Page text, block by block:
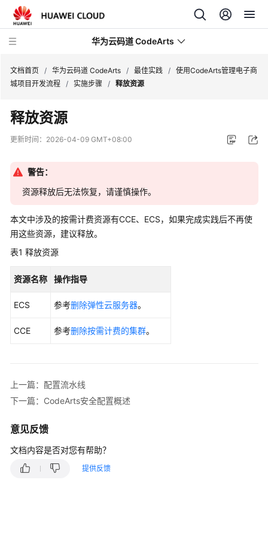
华为云码道 CodeArts
产
品
介
计
费
明
速
门
用
指
佳
实
实
践
案
文档首页 / 华为云码道 CodeArts / 最佳实践 / 使用CodeArts管理电子商
城项目开发流程 / 实施步骤 / 释放资源
释放资源
更新时间： 2026-04-09 GMT+08:00
警告：
资源释放后无法恢复，请谨慎操作。
本文中涉及的按需计费资源有CCE、ECS，如果完成实践后不再使
用这些资源，建议释放。
表1 释放资源
资源名称 操作指导
ECS 参考删除弹性云服务器。
CCE 参考删除按需计费的集群。
上一篇：配置流水线
下一篇：CodeArts安全配置概述
意见反馈
文档内容是否对您有帮助？
提供反馈